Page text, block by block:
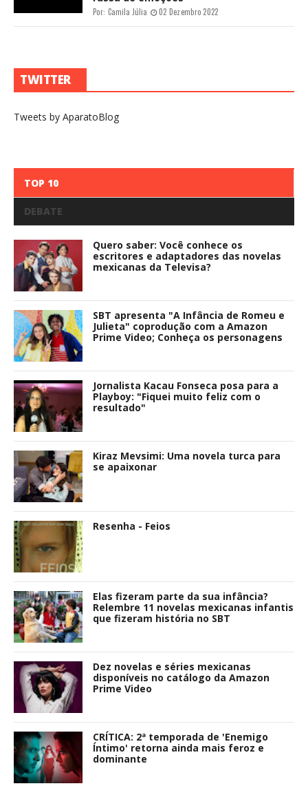
Por: Camila Júlia 02 Dezembro 2022
TWITTER
Tweets by AparatoBlog
TOP 10
DEBATE
Quero saber: Você conhece os
escritores e adaptadores das novelas
mexicanas da Televisa?
SBT apresenta "A Infância de Romeu e
Julieta" coprodução com a Amazon
Prime Video; Conheça os personagens
Jornalista Kacau Fonseca posa para a
Playboy: "Fiquei muito feliz com o
resultado"
Kiraz Mevsimi: Uma novela turca para
se apaixonar
Resenha - Feios
Elas fizeram parte da sua infância?
Relembre 11 novelas mexicanas infantis
que fizeram história no SBT
Dez novelas e séries mexicanas
disponíveis no catálogo da Amazon
Prime Video
CRÍTICA: 2ª temporada de 'Enemigo
Íntimo' retorna ainda mais feroz e
dominante